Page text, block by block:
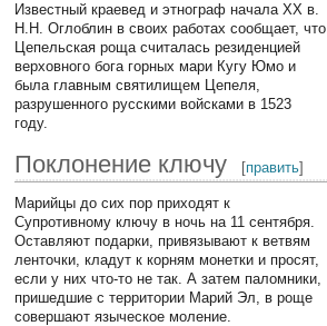
Известный краевед и этнограф начала ХХ в.
Н.Н. Оглоблин в своих работах сообщает, что
Цепельская роща считалась резиденцией
верховного бога горных мари Кугу Юмо и
была главным святилищем Цепеля,
разрушенного русскими войсками в 1523
году.
Поклонение ключу [править]
Марийцы до сих пор приходят к
Супротивному ключу в ночь на 11 сентября.
Оставляют подарки, привязывают к ветвям
ленточки, кладут к корням монетки и просят,
если у них что-то не так. А затем паломники,
пришедшие с территории Марий Эл, в роще
совершают языческое моление.